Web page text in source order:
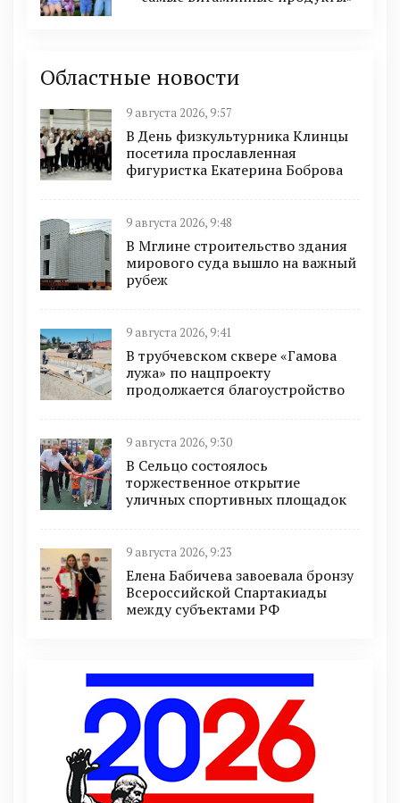
Областные новости
9 августа 2026, 9:57
В День физкультурника Клинцы
посетила прославленная
фигуристка Екатерина Боброва
9 августа 2026, 9:48
В Мглине строительство здания
мирового суда вышло на важный
рубеж
9 августа 2026, 9:41
В трубчевском сквере «Гамова
лужа» по нацпроекту
продолжается благоустройство
9 августа 2026, 9:30
В Сельцо состоялось
торжественное открытие
уличных спортивных площадок
9 августа 2026, 9:23
Елена Бабичева завоевала бронзу
Всероссийской Спартакиады
между субъектами РФ